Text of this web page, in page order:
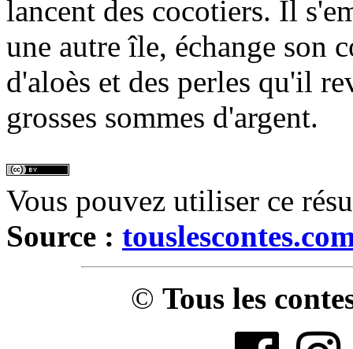
lancent des cocotiers. Il
une autre île, échange son
d'aloès et des perles qu'il
grosses sommes d'argent.
Vous pouvez utiliser ce
Source :
© Tous les